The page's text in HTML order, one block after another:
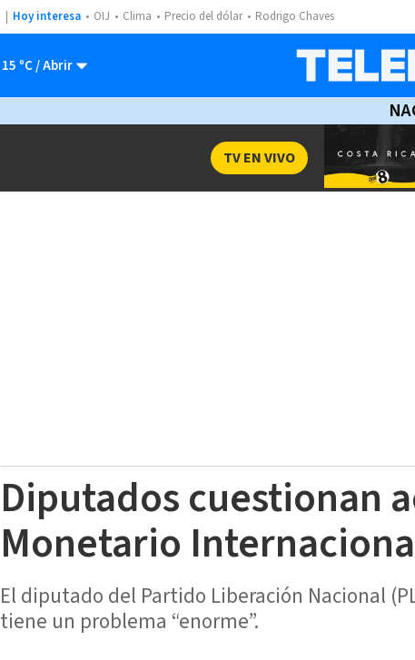
Hoy interesa OIJ Clima Precio del dólar Rodrigo Chaves
15 ºC
TV EN VIVO
Diputados cuestionan
Monetario
El diputado del Partido Liberación Nacional
tiene un problema “enorme”.